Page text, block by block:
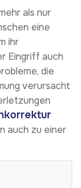
als nur
eine
ihr
Eingriff auch
die
verursacht
auch zu einer